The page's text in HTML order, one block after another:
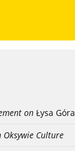
on Łysa Góra
Culture